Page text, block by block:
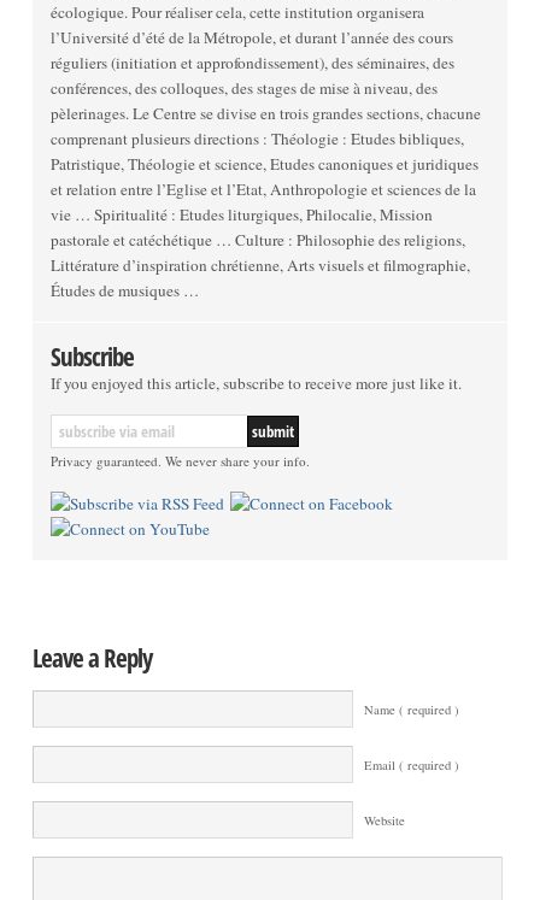
écologique. Pour réaliser cela, cette institution organisera
l’Université d’été de la Métropole, et durant l’année des cours
réguliers (initiation et approfondissement), des séminaires, des
conférences, des colloques, des stages de mise à niveau, des
pèlerinages. Le Centre se divise en trois grandes sections, chacune
comprenant plusieurs directions : Théologie : Etudes bibliques,
Patristique, Théologie et science, Etudes canoniques et juridiques
et relation entre l’Eglise et l’Etat, Anthropologie et sciences de la
vie … Spiritualité : Etudes liturgiques, Philocalie, Mission
pastorale et catéchétique … Culture : Philosophie des religions,
Littérature d’inspiration chrétienne, Arts visuels et filmographie,
Études de musiques …
Subscribe
If you enjoyed this article, subscribe to receive more just like it.
Privacy guaranteed. We never share your info.
Leave a Reply
Name ( required )
Email ( required )
Website